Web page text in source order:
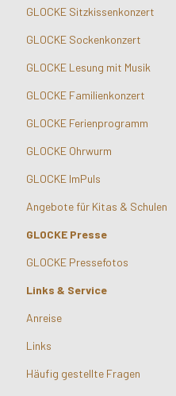
GLOCKE Sitzkissenkonzert
GLOCKE Sockenkonzert
GLOCKE Lesung mit Musik
GLOCKE Familienkonzert
GLOCKE Ferienprogramm
GLOCKE Ohrwurm
GLOCKE ImPuls
Angebote für Kitas & Schulen
GLOCKE Presse
GLOCKE Pressefotos
Links & Service
Anreise
Links
Häufig gestellte Fragen